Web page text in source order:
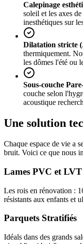
Calepinage
soleil et les axes
inesthétiques sur
Dilatation stricte
thermiquement.
les dômes l'été ou
Sous-couche
couche selon
acoustique
Une solution
Chaque espace de vie a
bruit. Voici ce que nous
Lames PVC et LVT
Les rois en rénovation :
résistants aux enfants et
Parquets Stratifiés
Idéals dans des grands